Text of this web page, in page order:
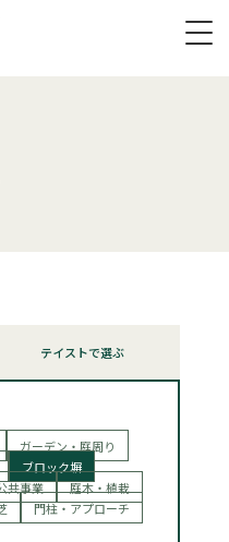
テイストで選ぶ
ガーデン・庭周り
ブロック塀
共事業
庭木・植栽
門柱・アプローチ